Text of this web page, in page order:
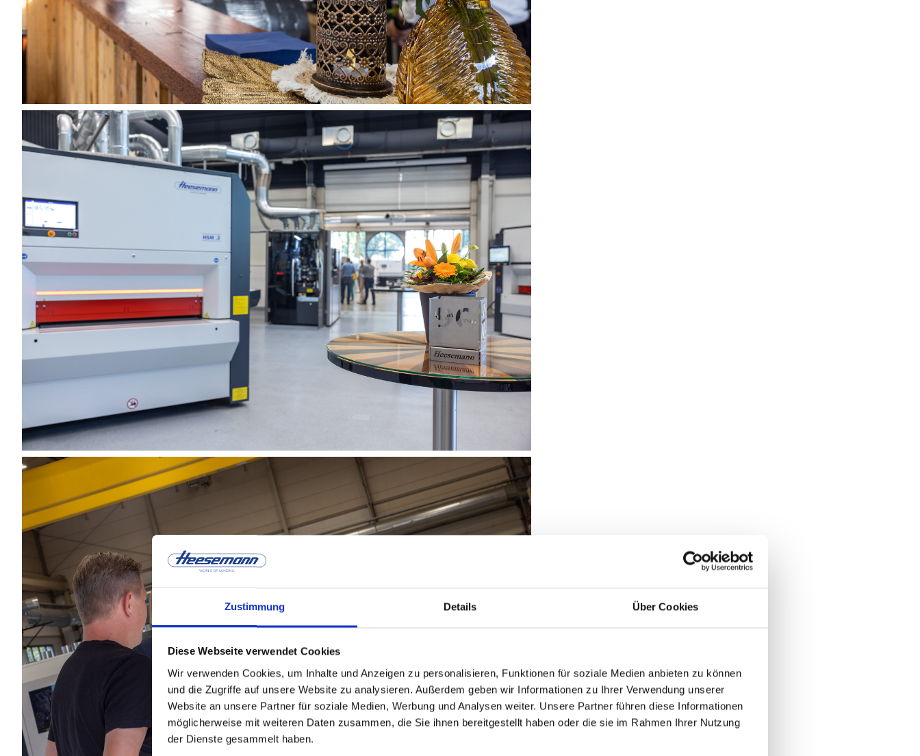
Zustimmung Details Über Cookies
Diese Webseite verwendet Cookies
Wir verwenden Cookies, um Inhalte und Anzeigen zu personalisieren, Funktionen für soziale Medien anbieten zu können
und die Zugriffe auf unsere Website zu analysieren. Außerdem geben wir Informationen zu Ihrer Verwendung unserer
Website an unsere Partner für soziale Medien, Werbung und Analysen weiter. Unsere Partner führen diese Informationen
möglicherweise mit weiteren Daten zusammen, die Sie ihnen bereitgestellt haben oder die sie im Rahmen Ihrer Nutzung
der Dienste gesammelt haben.